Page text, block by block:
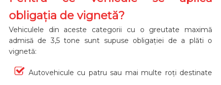
obligația de vignetă?
Vehiculele din aceste categorii cu o greutate maximă
admisă de 3,5 tone sunt supuse obligației de a plăti o
vignetă:
Autovehicule cu patru sau mai multe roți destinate